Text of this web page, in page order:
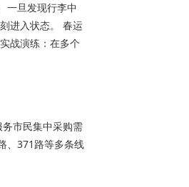
一旦发现行李中
进入状态。 春运
战演练：在多个
市民集中采购需
、371路等多条线